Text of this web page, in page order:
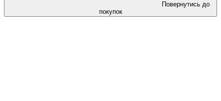
Повернутись до
покупок